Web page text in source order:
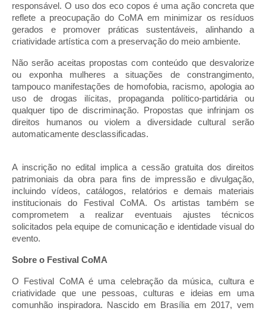
responsável. O uso dos eco copos é uma ação concreta que
reflete a preocupação do CoMA em minimizar os resíduos
gerados e promover práticas sustentáveis, alinhando a
criatividade artística com a preservação do meio ambiente.
Não serão aceitas propostas com conteúdo que desvalorize
ou exponha mulheres a situações de constrangimento,
tampouco manifestações de homofobia, racismo, apologia ao
uso de drogas ilícitas, propaganda político-partidária ou
qualquer tipo de discriminação. Propostas que infrinjam os
direitos humanos ou violem a diversidade cultural serão
automaticamente desclassificadas.
A inscrição no edital implica a cessão gratuita dos direitos
patrimoniais da obra para fins de impressão e divulgação,
incluindo vídeos, catálogos, relatórios e demais materiais
institucionais do Festival CoMA. Os artistas também se
comprometem a realizar eventuais ajustes técnicos
solicitados pela equipe de comunicação e identidade visual do
evento.
Sobre o Festival CoMA
O Festival CoMA é uma celebração da música, cultura e
criatividade que une pessoas, culturas e ideias em uma
comunhão inspiradora. Nascido em Brasília em 2017, vem